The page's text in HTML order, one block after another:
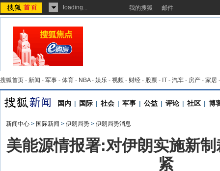
loading... 我的搜狐 邮件
搜狐首页 - 新闻 - 军事 - 体育 - NBA- 娱乐 - 视频 - 财经 - 股票 - IT - 汽车 - 房产 - 家居
国内 | 国际 | 社会 | 军事 | 公益 | 评论 | 社区 | 博
新闻中心 > 国际新闻 > 伊朗局势 > 伊朗局势消息
美能源情报署:对伊朗实施新
紧